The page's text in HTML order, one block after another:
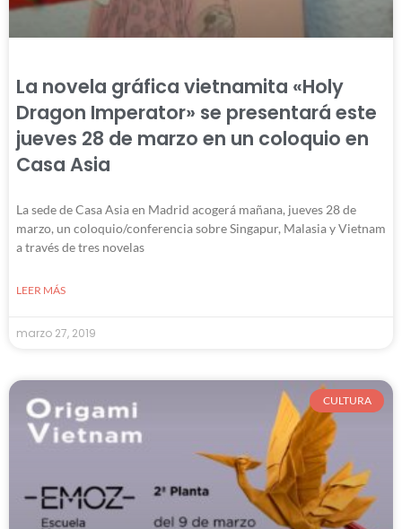
La novela gráfica vietnamita «Holy
Dragon Imperator» se presentará este
jueves 28 de marzo en un coloquio en
Casa Asia
La sede de Casa Asia en Madrid acogerá mañana, jueves 28 de
marzo, un coloquio/conferencia sobre Singapur, Malasia y Vietnam
a través de tres novelas
LEER MÁS
marzo 27, 2019
CULTURA